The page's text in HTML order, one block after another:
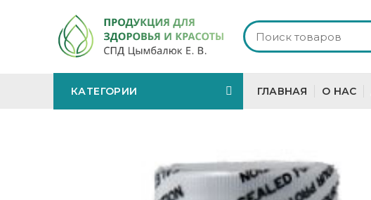
КАТЕГОРИИ ГЛАВНАЯ О НАС